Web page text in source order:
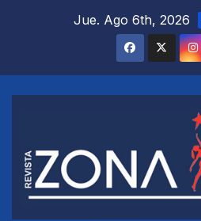
Jue. Ago 6th, 2026